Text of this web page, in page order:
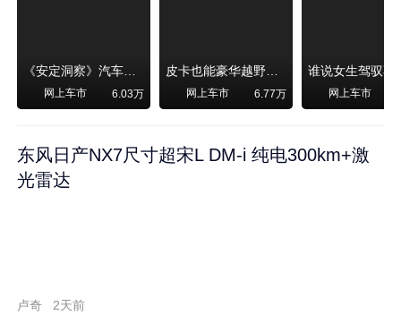
《安定洞察》汽车烧不烧油，和石油安全无关！
网上车市 6.03万
皮卡也能豪华越野！纵横F700上市，限时卖29.99万起
网上车市 6.77万 网上车市
东风日产NX7尺寸超宋L DM-i 纯电300km+激
光雷达
卢奇 2天前